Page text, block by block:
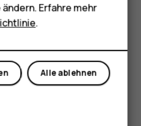
> System>Sicherung
auf Google Drive
Erfahre mehr
.
Alle ablehnen